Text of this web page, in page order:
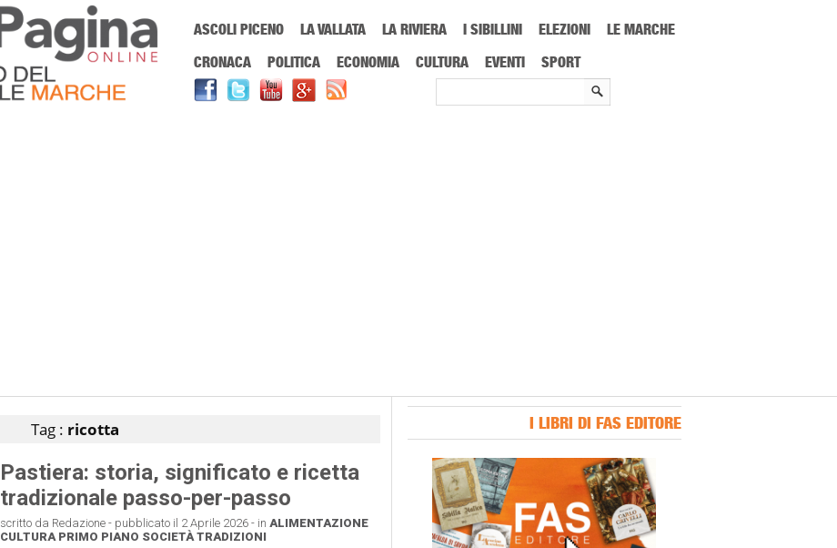
ASCOLI PICENO LA VALLATA LA RIVIERA I SIBILLINI ELEZIONI
LE MARCHE
CRONACA
POLITICA ECONOMIA CULTURA EVENTI SPORT
Tag : ricotta
Pastiera: storia, significato e ricetta
tradizionale passo-per-passo
scritto da Redazione - pubblicato il 2 Aprile 2026 - in ALIMENTAZIONE
CULTURA PRIMO PIANO SOCIETÀ TRADIZIONI
I LIBRI DI FAS EDITORE